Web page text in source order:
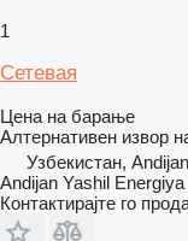
1
Сетевая
Цена на барање
Алтернативен извор
Узбекистан, Andijan
Andijan Yashil Energiya
Контактирајте го